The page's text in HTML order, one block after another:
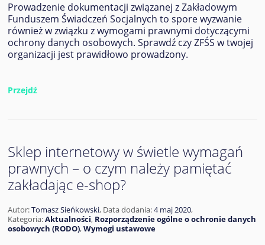
Prowadzenie dokumentacji związanej z Zakładowym
Funduszem Świadczeń Socjalnych to spore wyzwanie
również w związku z wymogami prawnymi dotyczącymi
ochrony danych osobowych. Sprawdź czy ZFŚS w twojej
organizacji jest prawidłowo prowadzony.
Przejdź
Sklep internetowy w świetle wymagań
prawnych – o czym należy pamiętać
zakładając e-shop?
Autor:Tomasz Sieńkowski, Data dodania:4 maj 2020,
Kategoria:Aktualności, Rozporządzenie ogólne o ochronie danych
osobowych (RODO),Wymogi ustawowe